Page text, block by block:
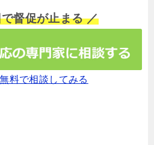
督促が止まる ／
料で相談してみる